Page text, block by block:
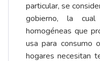
particular, se
gobierno, la
homogéneas que
usa para consumo
hogares necesitan